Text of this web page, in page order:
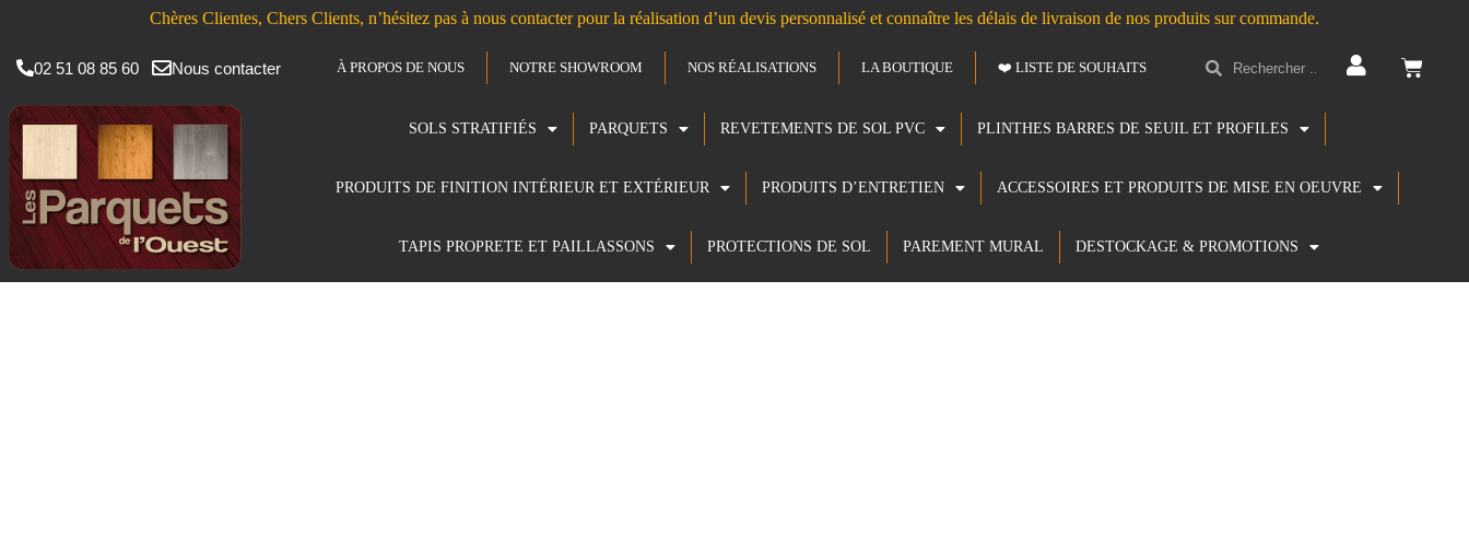
Chères Clientes, Chers Clients, n’hésitez pas à nous contacter pour la réalisation d’un devis personnalisé et connaître les délais de livraison de nos produits sur commande.
02 51 08 85 60 Nous contacter À PROPOS DE NOUS NOTRE SHOWROOM NOS RÉALISATIONS LA BOUTIQUE ❤️ LISTE DE SOUHAITS
SOLS STRATIFIÉS PARQUETS REVETEMENTS DE SOL PVC PLINTHES BARRES DE SEUIL ET PROFILES
PRODUITS DE FINITION INTÉRIEUR ET EXTÉRIEUR PRODUITS D’ENTRETIEN ACCESSOIRES ET PRODUITS DE MISE EN OEUVRE
TAPIS PROPRETE ET PAILLASSONS PROTECTIONS DE SOL PAREMENT MURAL DESTOCKAGE & PROMOTIONS